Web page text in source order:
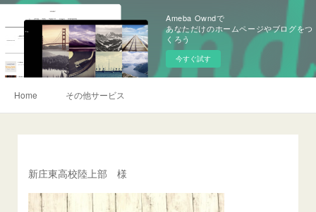
Ameba Owndで
あなただけのホームページやブログをつ
くろう
今すぐ試す
Home その他サービス
新庄東高校陸上部 様